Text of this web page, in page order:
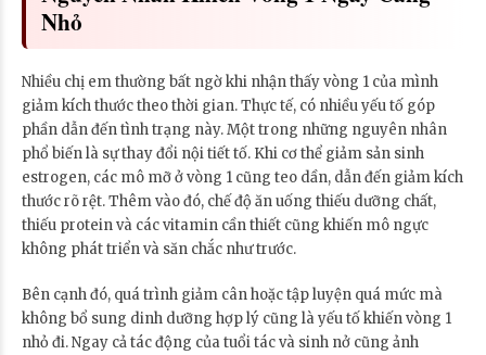
Nhỏ
Nhiều chị em thường bất ngờ khi nhận thấy vòng 1 của mình
giảm kích thước theo thời gian. Thực tế, có nhiều yếu tố góp
phần dẫn đến tình trạng này. Một trong những nguyên nhân
phổ biến là sự thay đổi nội tiết tố. Khi cơ thể giảm sản sinh
estrogen, các mô mỡ ở vòng 1 cũng teo dần, dẫn đến giảm kích
thước rõ rệt. Thêm vào đó, chế độ ăn uống thiếu dưỡng chất,
thiếu protein và các vitamin cần thiết cũng khiến mô ngực
không phát triển và săn chắc như trước.
Bên cạnh đó, quá trình giảm cân hoặc tập luyện quá mức mà
không bổ sung dinh dưỡng hợp lý cũng là yếu tố khiến vòng 1
nhỏ đi. Ngay cả tác động của tuổi tác và sinh nở cũng ảnh